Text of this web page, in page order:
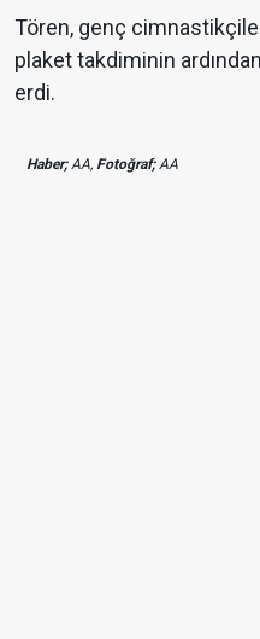
Tören, genç
plaket takdiminin
erdi.
Haber;AA, Fotoğraf;AA